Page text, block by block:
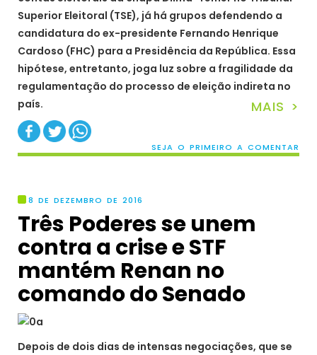
Superior Eleitoral (TSE), já há grupos defendendo a
candidatura do ex-presidente Fernando Henrique
Cardoso (FHC) para a Presidência da República. Essa
hipótese, entretanto, joga luz sobre a fragilidade da
regulamentação do processo de eleição indireta no
país.
MAIS >
SEJA O PRIMEIRO A COMENTAR
8 DE DEZEMBRO DE 2016
Três Poderes se unem
contra a crise e STF
mantém Renan no
comando do Senado
Depois de dois dias de intensas negociações, que se